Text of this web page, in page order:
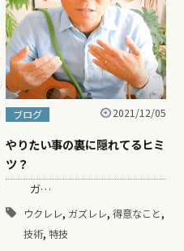
ブログ 2021/12/05
やりたい事の裏に隠れてるヒミ
ツ？
ガ…
ウクレレ, ガズレレ, 得意なこと,
技術, 特技